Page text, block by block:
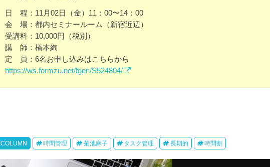
日 程：11月02日（金）11：00〜14：00
会 場：都内セミナールーム（新宿近辺）
受講料：10,000円（税別）
講 師：橋本絢
定 員：6名お申し込みはこちらから
https://ws.formzu.net/fgen/S524804/
COLUMN 時間管理 菊池麻子 タスク管理 長期的 時間割